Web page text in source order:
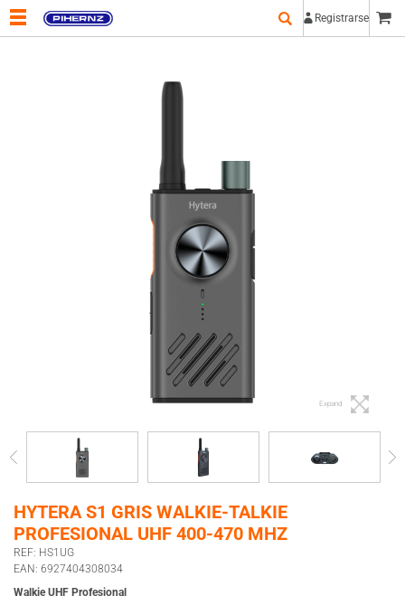
Registrarse
Expand
HYTERA S1 GRIS WALKIE-TALKIE
PROFESIONAL UHF 400-470 MHZ
REF: HS1UG
EAN: 6927404308034
Walkie UHF Profesional